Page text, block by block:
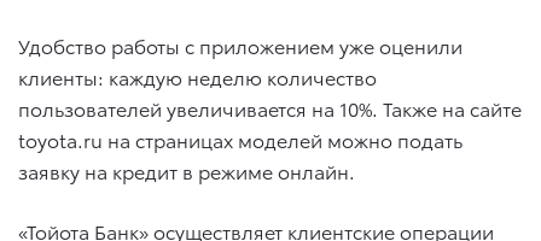
Удобство работы с приложением уже оценили
клиенты: каждую неделю количество
пользователей увеличивается на 10%. Также на сайте
toyota.ru на страницах моделей можно подать
заявку на кредит в режиме онлайн.
«Тойота Банк» осуществляет клиентские операции